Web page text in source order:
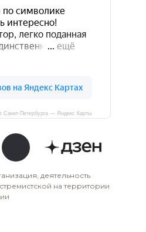
деятельность
на территории
Санкт-Петербурга — Яндекс Карты